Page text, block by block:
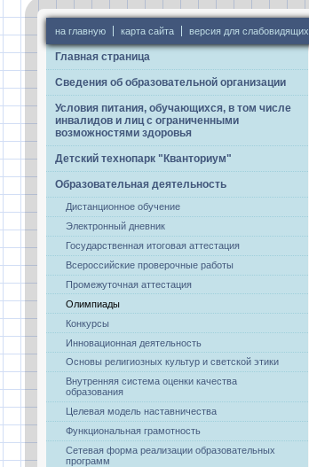
на главную карта сайта версия для слабовидящих
Главная страница
Сведения об образовательной организации
Условия питания, обучающихся, в том числе
инвалидов и лиц с ограниченными
возможностями здоровья
Детский технопарк "Кванториум"
Образовательная деятельность
Дистанционное обучение
Электронный дневник
Государственная итоговая аттестация
Всероссийские проверочные работы
Промежуточная аттестация
Олимпиады
Конкурсы
Инновационная деятельность
Основы религиозных культур и светской этики
Внутренняя система оценки качества
образования
Целевая модель наставничества
Функциональная грамотность
Сетевая форма реализации образовательных
программ